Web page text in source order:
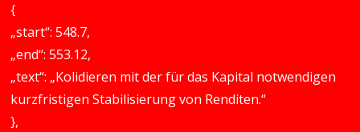
{
„start“: 548.7,
„end“: 553.12,
„text“: „Kolidieren mit der für das Kapital notwendigen
kurzfristigen Stabilisierung von Renditen.“
},